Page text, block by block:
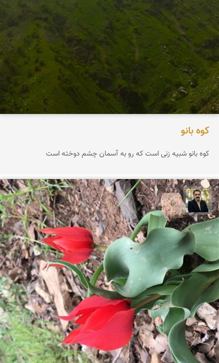
كوه بانو
كوه بانو شبیه زنى است كه رو به آسمان چشم دوخته است
عدنان مرادی